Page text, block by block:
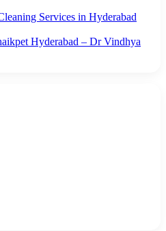
Services in Hyderabad
Hyderabad – Dr Vindhya